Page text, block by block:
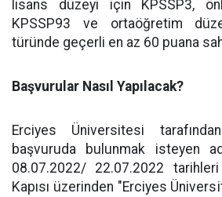
lisans düzeyi için KPSSP3,
KPSSP93 ve ortaöğretim
türünde geçerli en az 60 puana
Başvurular Nasıl Yapılacak?
Erciyes Üniversitesi
başvuruda bulunmak isteyen
08.07.2022/ 22.07.2022
Kapısı üzerinden "Erciyes